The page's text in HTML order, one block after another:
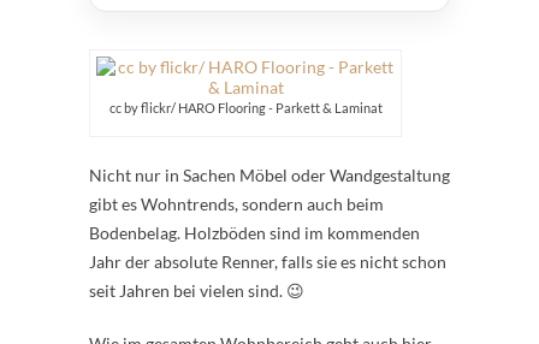
cc by flickr/ HARO Flooring - Parkett & Laminat
Nicht nur in Sachen Möbel oder Wandgestaltung
gibt es Wohntrends, sondern auch beim
Bodenbelag. Holzböden sind im kommenden
Jahr der absolute Renner, falls sie es nicht schon
seit Jahren bei vielen sind. 😉